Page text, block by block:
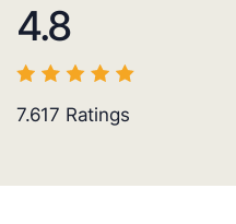
4.8
7.617 Ratings